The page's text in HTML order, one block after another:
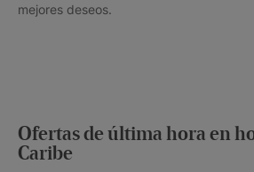
mejores deseos.
Ofertas de última hora en
Caribe